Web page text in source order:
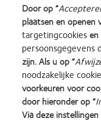
I hereby declare that I
https://coopervision.be/nl/
Learn
more
Learn
more
Door op “
plaatsen en openen
targetingcookies
persoonsgegevens
zijn. Als u op “
noodzakelijke
voorkeuren voor
door hieronder op “
Via deze